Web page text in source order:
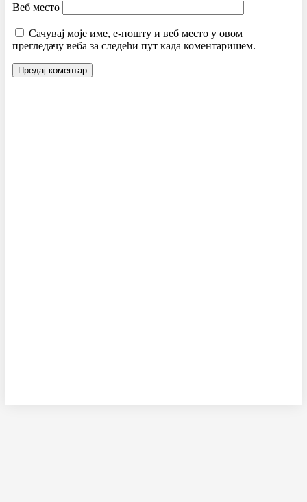
Веб место
Сачувај моје име, е-пошту и веб место у овом
прегледачу веба за следећи пут када коментаришем.